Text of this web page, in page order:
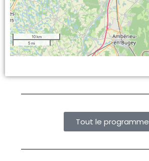
10 km
5 mi
Tout le programme